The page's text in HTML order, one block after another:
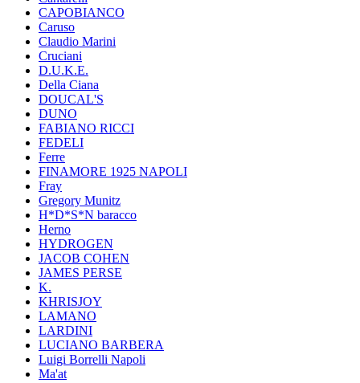
CAPOBIANCO
Caruso
Claudio Marini
Cruciani
D.U.K.E.
Della Ciana
DOUCAL'S
DUNO
FABIANO RICCI
FEDELI
Ferre
FINAMORE 1925 NAPOLI
Fray
Gregory Munitz
H*D*S*N baracco
Herno
HYDROGEN
JACOB COHEN
JAMES PERSE
K.
KHRISJOY
LAMANO
LARDINI
LUCIANO BARBERA
Luigi Borrelli Napoli
Ma'at